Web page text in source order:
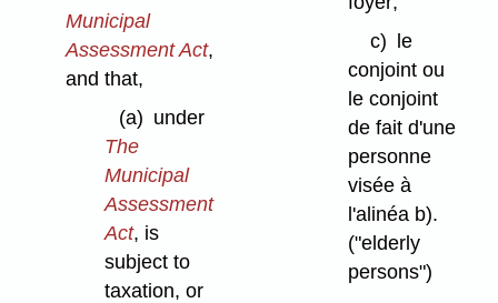
Municipal
Assessment Act,
and that,
(a) under
The
Municipal
Assessment
Act, is
subject to
taxation, or
c) le
conjoint ou
le conjoint
de fait d'une
personne
visée à
l'alinéa b).
("elderly
persons")